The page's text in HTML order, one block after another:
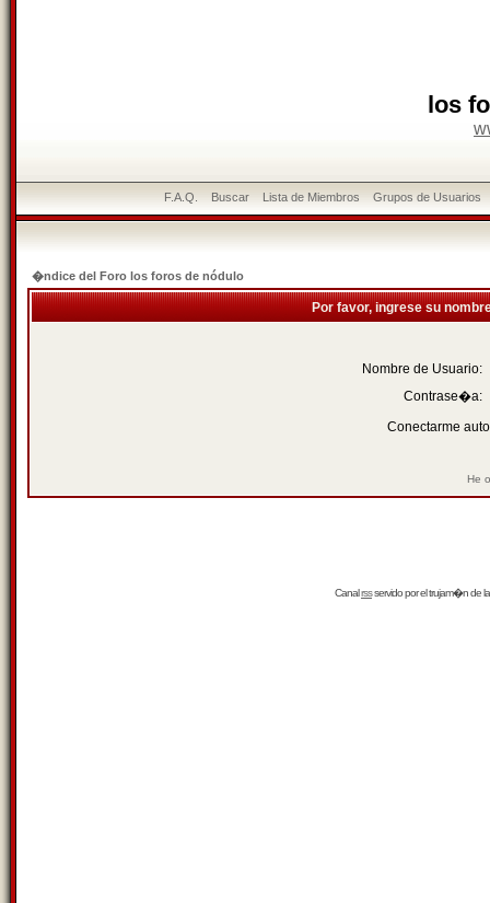
los
F.A.Q. Buscar Lista de Miembros Grupos de Usuarios
�ndice del Foro los foros de nódulo
Por favor, ingrese su
Nombre de Usuario:
Contrase�a:
Conectarme
He
Canalrssservido por eltrujam�nde